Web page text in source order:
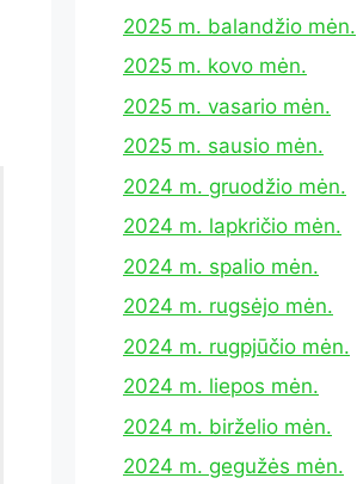
2025 m. balandžio mėn.
2025 m. kovo mėn.
2025 m. vasario mėn.
2025 m. sausio mėn.
2024 m. gruodžio mėn.
2024 m. lapkričio mėn.
2024 m. spalio mėn.
2024 m. rugsėjo mėn.
2024 m. rugpjūčio mėn.
2024 m. liepos mėn.
2024 m. birželio mėn.
2024 m. gegužės mėn.